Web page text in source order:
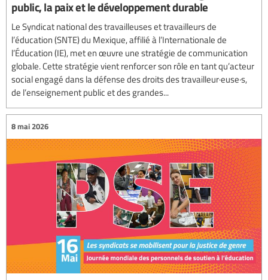
public, la paix et le développement durable
Le Syndicat national des travailleuses et travailleurs de
l’éducation (SNTE) du Mexique, affilié à l’Internationale de
l’Éducation (IE), met en œuvre une stratégie de communication
globale. Cette stratégie vient renforcer son rôle en tant qu’acteur
social engagé dans la défense des droits des travailleur·euse·s,
de l’enseignement public et des grandes...
8 mai 2026